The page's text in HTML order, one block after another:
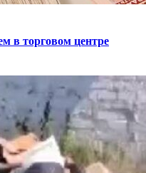
в торговом центре